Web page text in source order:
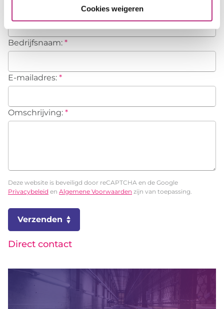
Cookies weigeren
Bedrijfsnaam: *
E-mailadres: *
Omschrijving: *
Deze website is beveiligd door reCAPTCHA en de Google
Privacybeleid en Algemene Voorwaarden zijn van toepassing.
Verzenden
Direct contact